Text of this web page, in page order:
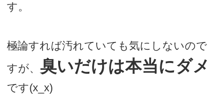
す。
極論すれば汚れていても気にしないので
すが、 臭いだけは本当にダメ
です(x_x)